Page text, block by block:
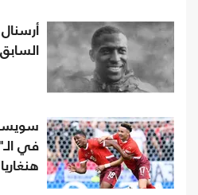
في
هنغاريا